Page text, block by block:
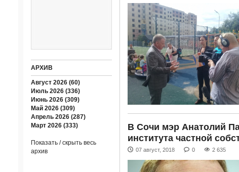
В Сочи мэр Анатолий
института частной
07 август, 2018 0 2 635
АРХИВ
Август 2026 (60)
Июль 2026 (336)
Июнь 2026 (309)
Май 2026 (309)
Апрель 2026 (287)
Март 2026 (333)
Показать / скрыть весь
архив